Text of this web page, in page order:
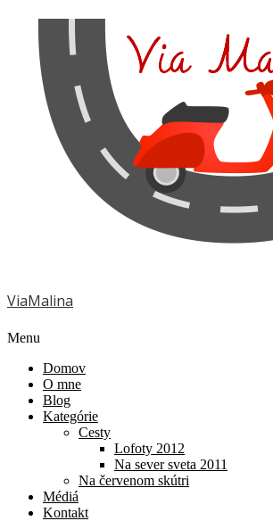
ViaMalina
Menu
Domov
O mne
Blog
Kategórie
Cesty
Lofoty 2012
Na sever sveta 2011
Na červenom skútri
Médiá
Kontakt